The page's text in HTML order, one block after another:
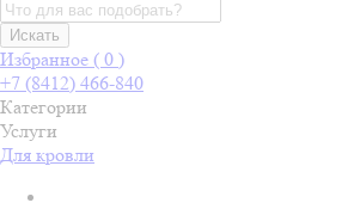
Искать
Избранное ( 0 )
+7 (8412) 466-840
Категории
Услуги
Для кровли